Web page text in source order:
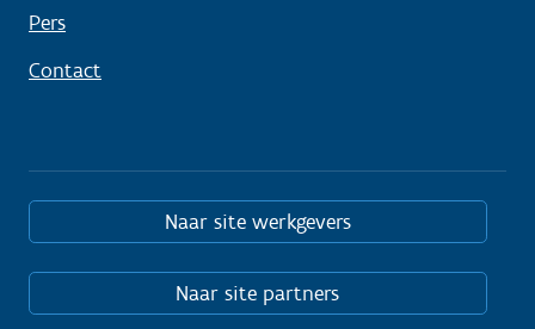
Pers
Contact
Naar site werkgevers
Naar site partners